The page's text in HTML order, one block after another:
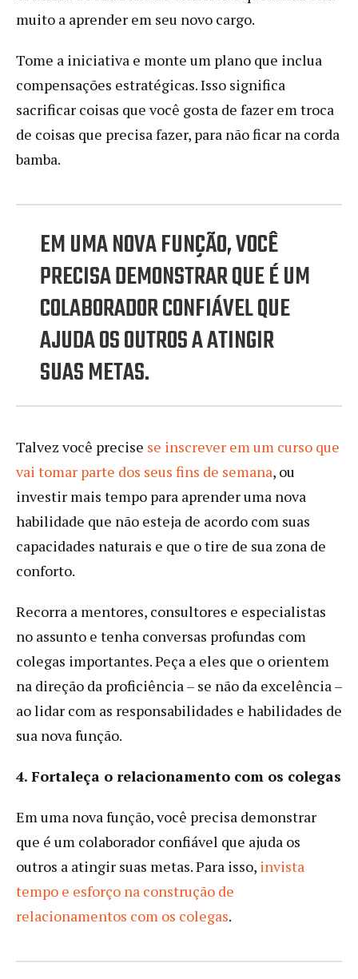
muito a aprender em seu novo cargo.
Tome a iniciativa e monte um plano que inclua
compensações estratégicas. Isso significa
sacrificar coisas que você gosta de fazer em troca
de coisas que precisa fazer, para não ficar na corda
bamba.
EM UMA NOVA FUNÇÃO, VOCÊ
PRECISA DEMONSTRAR QUE É UM
COLABORADOR CONFIÁVEL QUE
AJUDA OS OUTROS A ATINGIR
SUAS METAS.
Talvez você precise se inscrever em um curso que
vai tomar parte dos seus fins de semana, ou
investir mais tempo para aprender uma nova
habilidade que não esteja de acordo com suas
capacidades naturais e que o tire de sua zona de
conforto.
Recorra a mentores, consultores e especialistas
no assunto e tenha conversas profundas com
colegas importantes. Peça a eles que o orientem
na direção da proficiência – se não da excelência –
ao lidar com as responsabilidades e habilidades de
sua nova função.
4. Fortaleça o relacionamento com os colegas
Em uma nova função, você precisa demonstrar
que é um colaborador confiável que ajuda os
outros a atingir suas metas. Para isso, invista
tempo e esforço na construção de
relacionamentos com os colegas.